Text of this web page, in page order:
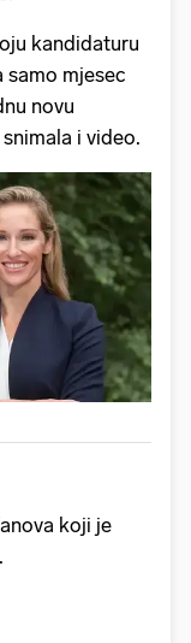
kandidaturu
samo mjesec
novu
i video.
koji je